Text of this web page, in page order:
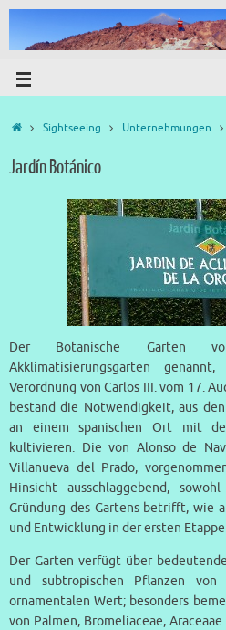
Sightseeing Unternehmungen
Jardín Botánico
Der Botanische Garten
Akklimatisierungsgarten
Verordnung von Carlos III. vom 17.
bestand die Notwendigkeit, aus
an einem spanischen Ort mit
kultivieren. Die von Alonso de
Villanueva del Prado,
Hinsicht ausschlaggebend,
Gründung des Gartens betrifft, wie
und Entwicklung in der ersten
Der Garten verfügt über
und subtropischen Pflanzen von
ornamentalen Wert; besonders
von Palmen, Bromeliaceae,